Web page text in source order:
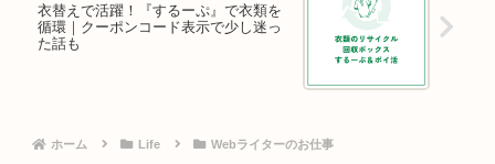
衣替えで活躍！『するーぷ』で衣類を
循環｜クーポンコード表示で少し迷っ
た話も
ホーム Life Webライターのお仕事